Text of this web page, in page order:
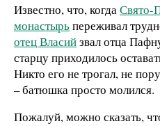
Известно, что, когдаСвято-
монастырьпереживал
отец Власийзвал отца
старцу приходилось
Никто его не трогал, не
– батюшка просто молился.
Пожалуй, можно сказать,